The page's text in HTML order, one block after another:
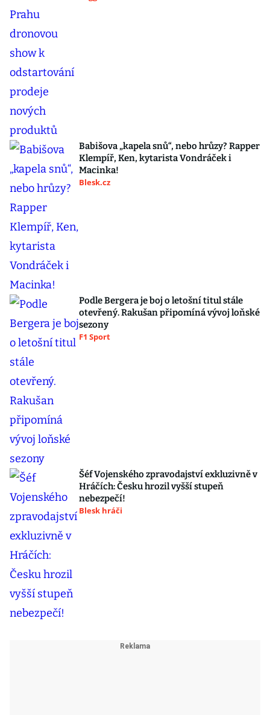
Babišova „kapela snů“, nebo hrůzy? Rapper
Klempíř, Ken, kytarista Vondráček i
Macinka!
Blesk.cz
Podle Bergera je boj o letošní titul stále
otevřený. Rakušan připomíná vývoj loňské
sezony
F1 Sport
Šéf Vojenského zpravodajství exkluzivně v
Hráčích: Česku hrozil vyšší stupeň
nebezpečí!
Blesk hráči